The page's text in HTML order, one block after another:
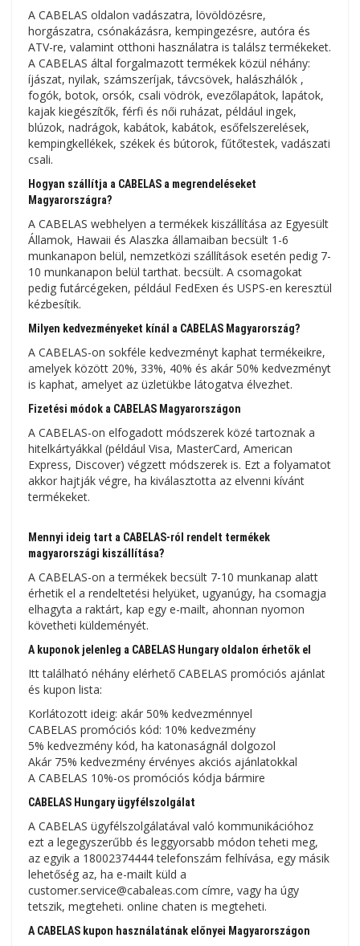
A CABELAS oldalon vadászatra, lövöldözésre,
horgászatra, csónakázásra, kempingezésre, autóra és
ATV-re, valamint otthoni használatra is találsz termékeket.
A CABELAS által forgalmazott termékek közül néhány:
íjászat, nyilak, számszeríjak, távcsövek, halászhálók ,
fogók, botok, orsók, csali vödrök, evezőlapátok, lapátok,
kajak kiegészítők, férfi és női ruházat, például ingek,
blúzok, nadrágok, kabátok, kabátok, esőfelszerelések,
kempingkellékek, székek és bútorok, fűtőtestek, vadászati
​​csali.
Hogyan szállítja a CABELAS a megrendeléseket
Magyarországra?
A CABELAS webhelyen a termékek kiszállítása az Egyesült
Államok, Hawaii és Alaszka államaiban becsült 1-6
munkanapon belül, nemzetközi szállítások esetén pedig 7-
10 munkanapon belül tarthat. becsült. A csomagokat
pedig futárcégeken, például FedExen és USPS-en keresztül
kézbesítik.
Milyen kedvezményeket kínál a CABELAS Magyarország?
A CABELAS-on sokféle kedvezményt kaphat termékeikre,
amelyek között 20%, 33%, 40% és akár 50% kedvezményt
is kaphat, amelyet az üzletükbe látogatva élvezhet.
Fizetési módok a CABELAS Magyarországon
A CABELAS-on elfogadott módszerek közé tartoznak a
hitelkártyákkal (például Visa, MasterCard, American
Express, Discover) végzett módszerek is. Ezt a folyamatot
akkor hajtják végre, ha kiválasztotta az elvenni kívánt
termékeket.
Mennyi ideig tart a CABELAS-ról rendelt termékek
magyarországi kiszállítása?
A CABELAS-on a termékek becsült 7-10 munkanap alatt
érhetik el a rendeltetési helyüket, ugyanúgy, ha csomagja
elhagyta a raktárt, kap egy e-mailt, ahonnan nyomon
követheti küldeményét.
A kuponok jelenleg a CABELAS Hungary oldalon érhetők el
Itt található néhány elérhető CABELAS promóciós ajánlat
és kupon lista:
Korlátozott ideig: akár 50% kedvezménnyel
CABELAS promóciós kód: 10% kedvezmény
5% kedvezmény kód, ha katonaságnál dolgozol
Akár 75% kedvezmény érvényes akciós ajánlatokkal
A CABELAS 10%-os promóciós kódja bármire
CABELAS Hungary ügyfélszolgálat
A CABELAS ügyfélszolgálatával való kommunikációhoz
ezt a legegyszerűbb és leggyorsabb módon teheti meg,
az egyik a 18002374444 telefonszám felhívása, egy másik
lehetőség az, ha e-mailt küld a
customer.service@cabaleas.com címre, vagy ha úgy
tetszik, megteheti. online chaten is megteheti.
A CABELAS kupon használatának előnyei Magyarországon